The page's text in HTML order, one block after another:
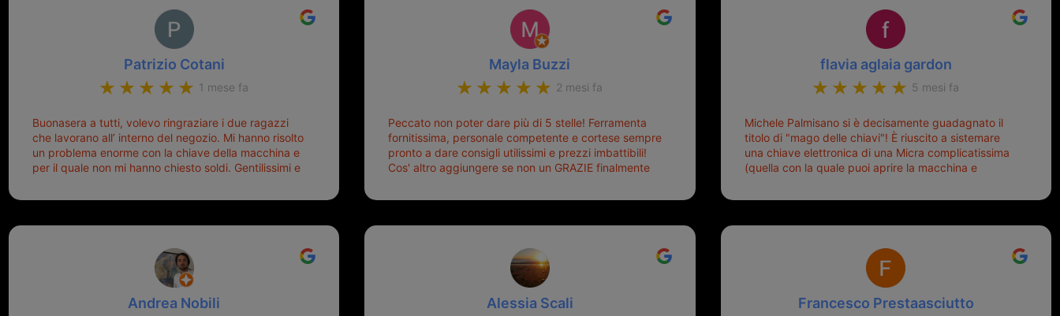
Patrizio Cotani
1 mese fa
Buonasera a tutti, volevo ringraziare i due ragazzi
che lavorano all’ interno del negozio. Mi hanno risolto
un problema enorme con la chiave della macchina e
per il quale non mi hanno chiesto soldi. Gentilissimi e
Sicuramente tornerò qui per qualsiasi altro problema.
Mayla Buzzi
2 mesi fa
Peccato non poter dare più di 5 stelle! Ferramenta
fornitissima, personale competente e cortese sempre
pronto a dare consigli utilissimi e prezzi imbattibili!
Cos' altro aggiungere se non un GRAZIE finalmente
siete il mio riferimento. Ah dimenticavo...da loro sono
trove! Top top top!!!
flavia aglaia gardon
5 mesi fa
Michele Palmisano si è decisamente guadagnato il
titolo di "mago delle chiavi"! È riuscito a sistemare
una chiave elettronica di una Micra complicatissima
(quella con la quale puoi aprire la macchina e
borsa!) che era pronta per la pattumiera... Avevo
pietose, si era perso il coperchietto, la chiave era
bisognava stare attenti che non ti staccasse la
chiave dal blocchetto e talvolta non faceva bene il
contatto nel quadro e bisognava armeggiare un po',
praticamente entrare e mettere in moto era un terno
Andrea Nobili Alessia Scali Francesco Prestaasciutto